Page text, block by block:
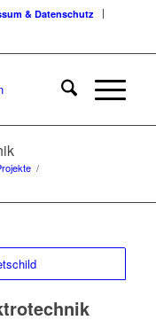
& Datenschutz
/